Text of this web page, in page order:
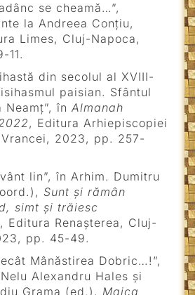
se cheamă…”,
la Andreea Conțiu,
Limes, Cluj-Napoca,
11.
din secolul al XVIII-
paisian. Sfântul
Neamț”, în Almanah
, Editura Arhiepiscopiei
2023, pp. 257-
lin”, în Arhim. Dumitru
Sunt și rămân
simt și trăiesc
, Editura Renașterea, Cluj-
pp. 45-49.
Mânăstirea Dobric…!”,
Alexandru Hales și
Grama (ed.), Maica